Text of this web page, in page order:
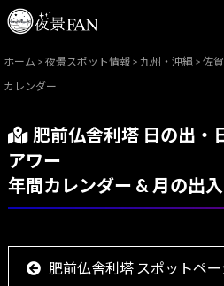
ホーム > 夜景スポット情報 > 九州・沖縄 > 佐
カレンダー
肥前仏舎利塔 日の出・
アワー
年間カレンダー & 月の出
肥前仏舎利塔 スポットペ